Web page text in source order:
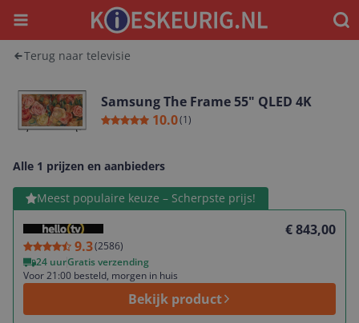
Menu
Terug naar televisie
Samsung The Frame 55" QLED 4K
10.0(1)
Alle 1 prijzen en aanbieders
Meest populaire keuze – Scherpste prijs!
9.3(2586)
€ 843,00
24 uurGratis verzending
Voor 21:00 besteld, morgen in huis
Bekijk product
Bekijk product